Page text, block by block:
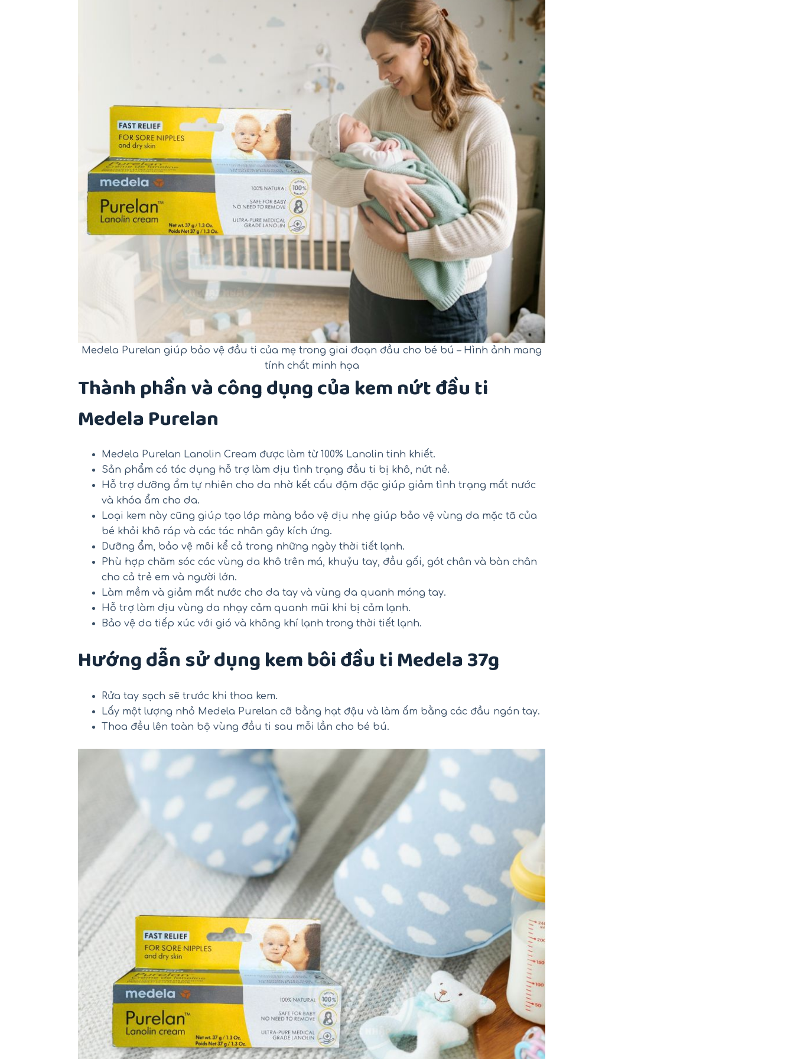
Medela Purelan giúp bảo vệ đầu ti của mẹ trong giai đoạn đầu cho bé bú – Hình ảnh mang
tính chất minh họa
Thành phần và công dụng của kem nứt đầu ti
Medela Purelan
Medela Purelan Lanolin Cream được làm từ 100% Lanolin tinh khiết.
Sản phẩm có tác dụng hỗ trợ làm dịu tình trạng đầu ti bị khô, nứt nẻ.
Hỗ trợ dưỡng ẩm tự nhiên cho da nhờ kết cấu đậm đặc giúp giảm tình trạng mất nước
và khóa ẩm cho da.
Loại kem này cũng giúp tạo lớp màng bảo vệ dịu nhẹ giúp bảo vệ vùng da mặc tã của
bé khỏi khô ráp và các tác nhân gây kích ứng.
Dưỡng ẩm, bảo vệ môi kể cả trong những ngày thời tiết lạnh.
Phù hợp chăm sóc các vùng da khô trên má, khuỷu tay, đầu gối, gót chân và bàn chân
cho cả trẻ em và người lớn.
Làm mềm và giảm mất nước cho da tay và vùng da quanh móng tay.
Hỗ trợ làm dịu vùng da nhạy cảm quanh mũi khi bị cảm lạnh.
Bảo vệ da tiếp xúc với gió và không khí lạnh trong thời tiết lạnh.
Hướng dẫn sử dụng kem bôi đầu ti Medela 37g
Rửa tay sạch sẽ trước khi thoa kem.
Lấy một lượng nhỏ Medela Purelan cỡ bằng hạt đậu và làm ấm bằng các đầu ngón tay.
Thoa đều lên toàn bộ vùng đầu ti sau mỗi lần cho bé bú.